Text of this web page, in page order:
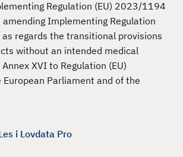
Regulation (EU) 2023/1194
Implementing Regulation
regards the transitional provisions
without an intended medical
XVI to Regulation (EU)
Parliament and of the
i Lovdata Pro